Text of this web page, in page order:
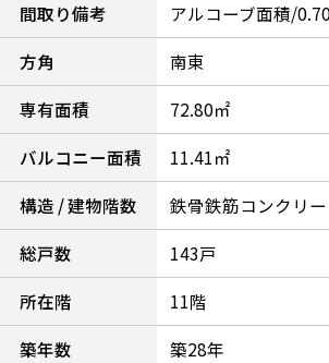
間取り備考
アルコーブ面積/
方角
南東
専有面積
72.80㎡
バルコニー面積
11.41㎡
構造 / 建物階数
鉄骨鉄筋コンクリ
総戸数
143戸
所在階
11階
築年数
築28年